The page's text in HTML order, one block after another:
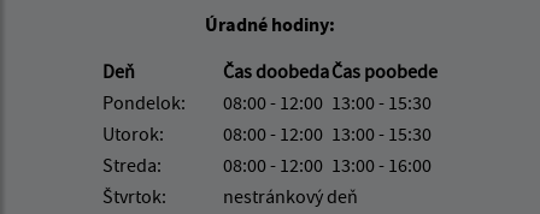
Úradné hodiny:
Deň
Čas doobedaČas poobede
Pondelok:
08:00 - 12:00 13:00 - 15:30
Utorok:
08:00 - 12:00 13:00 - 15:30
Streda:
08:00 - 12:00 13:00 - 16:00
Štvrtok:
nestránkový deň